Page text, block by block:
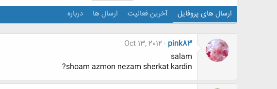
ارسال های پروفایل آخرین فعالیت ارسال ها درباره
pink83
Oct 13, 2012
salam
shoam azmon nezam sherkat kardin?